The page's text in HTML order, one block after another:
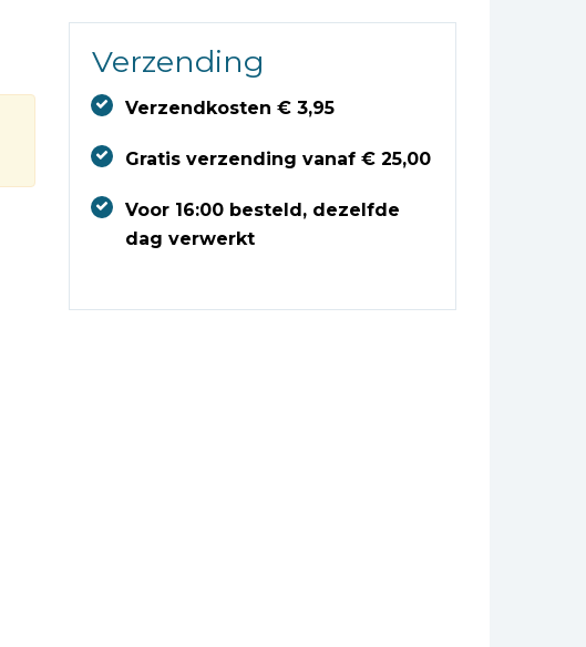
Verzending
Verzendkosten € 3,95
Gratis verzending vanaf € 25,00
Voor 16:00 besteld, dezelfde
dag verwerkt